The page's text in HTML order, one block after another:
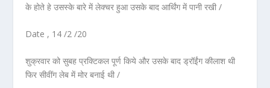
के होते हे उसस्के बारे में लेक्चर हुआ उसके बाद आर्थिंग में पानी रखी /
Date , 14 /2 /20
शुक्रवार को सुबह प्रक्टिकल पूर्ण किये और उसके बाद ड्रॉईंग कीलाश थी
फिर सीवींग लेब में मोर बनाई थी /